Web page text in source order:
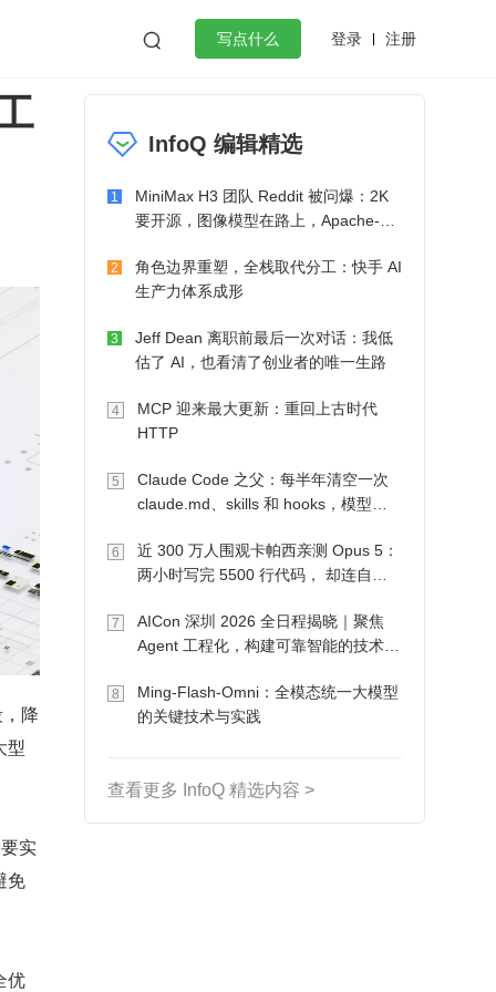
 写点什么 登录 注册
作
微服务架构 flutter
降
型
实
免
优
InfoQ 编辑精选
1
MiniMax H3 团队 Reddit 被问爆：2K
要开源，图像模型在路上，Apache-2.0
2
角色边界重塑，全栈取代分工：快手 AI
生产力体系成形
3
Jeff Dean 离职前最后一次对话：我低
估了 AI，也看清了创业者的唯一生路
4
MCP 迎来最大更新：重回上古时代
HTTP
5
Claude Code 之父：每半年清空一次
claude.md、skills 和 hooks，模型自
6
近 300 万人围观卡帕西亲测 Opus 5：
两小时写完 5500 行代码， 却连自己
7
AICon 深圳 2026 全日程揭晓｜聚焦
Agent 工程化，构建可靠智能的技术路
8
Ming-Flash-Omni：全模态统一大模型
的关键技术与实践
查看更多 InfoQ 精选内容 >